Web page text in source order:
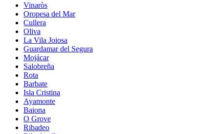
Vinaròs
Oropesa del Mar
Cullera
Oliva
La Vila Joiosa
Guardamar del Segura
Mojácar
Salobreña
Rota
Barbate
Isla Cristina
Ayamonte
Baiona
O Grove
Ribadeo